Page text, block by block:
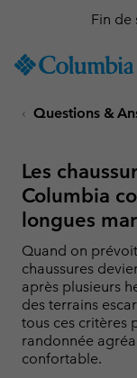
TO
SKIP
NAV
SKIP
TO
SEARCH
Fin de
Questions &
Les
Columbia
longues
Quand on
chaussures
après plusieurs
des terrains
tous ces critères
randonnée
confortable.